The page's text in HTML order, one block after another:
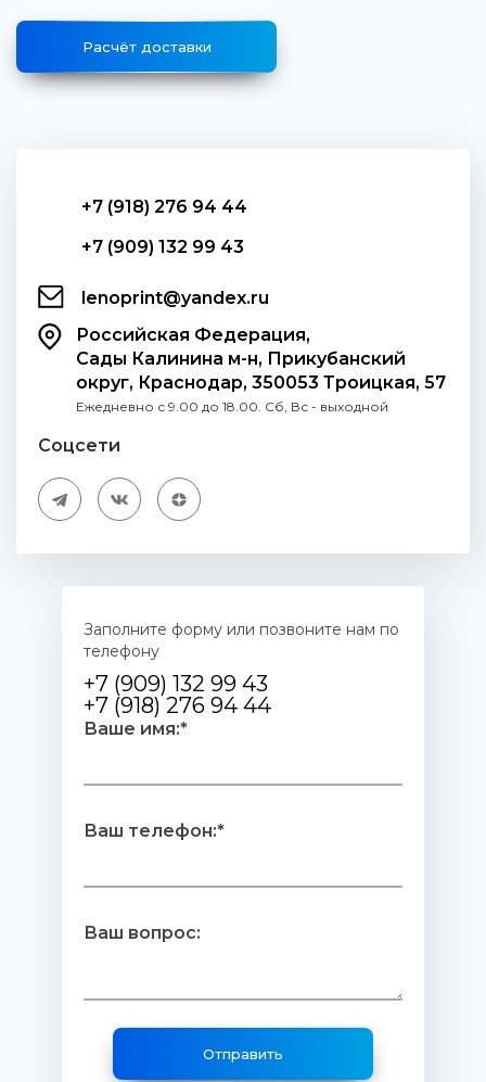
Расчёт доставки
+7 (918) 276 94 44
+7 (909) 132 99 43
lenoprint@yandex.ru
Российская Федерация,
Сады Калинина м-н, Прикубанский
округ, Краснодар, 350053 Троицкая, 57
Ежедневно с 9.00 до 18.00. Сб, Вс - выходной
Соцсети
Заполните форму или позвоните нам по
телефону
+7 (909) 132 99 43
+7 (918) 276 94 44
Ваше имя:*
Ваш телефон:*
Ваш вопрос: